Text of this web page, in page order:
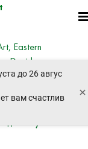
до 26 авгус
вам счастлив
×
Eastern
- David